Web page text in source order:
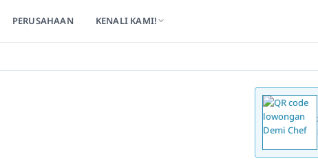
PERUSAHAAN KENALI KAMI!